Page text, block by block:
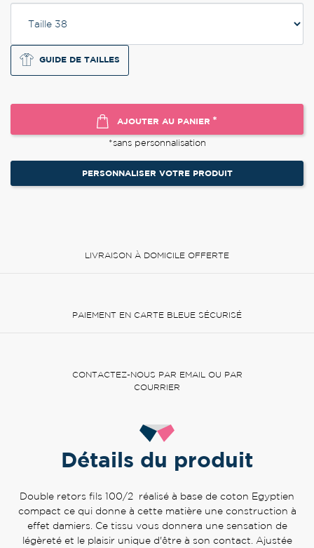
GUIDE DE TAILLES
AJOUTER AU PANIER *
*sans personnalisation
PERSONNALISER VOTRE PRODUIT
LIVRAISON À DOMICILE OFFERTE
PAIEMENT EN CARTE BLEUE SÉCURISÉ
CONTACTEZ-NOUS PAR EMAIL OU PAR
COURRIER
Détails du produit
Double retors fils 100/2 réalisé à base de coton Egyptien
compact ce qui donne à cette matière une construction à
effet damiers. Ce tissu vous donnera une sensation de
légèreté et le plaisir unique d'être à son contact. Ajustée